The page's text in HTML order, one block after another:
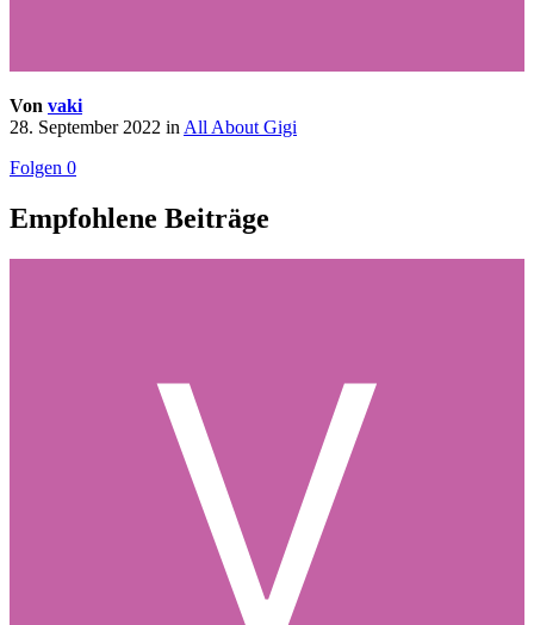
Von vaki
28. September 2022 inAll About Gigi
Folgen 0
Empfohlene Beiträge